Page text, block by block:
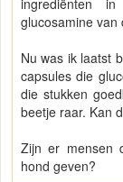
ingrediënten
glucosamine van
Nu was ik laatst
capsules die
die stukken
beetje raar. Kan
Zijn er mensen
hond geven?